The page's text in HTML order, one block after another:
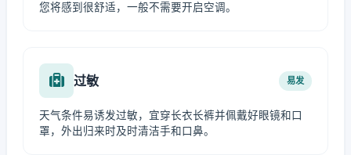
您将感到很舒适，一般不需要开启空调。
过敏 易发
天气条件易诱发过敏，宜穿长衣长裤并佩戴好眼镜和口
罩，外出归来时及时清洁手和口鼻。